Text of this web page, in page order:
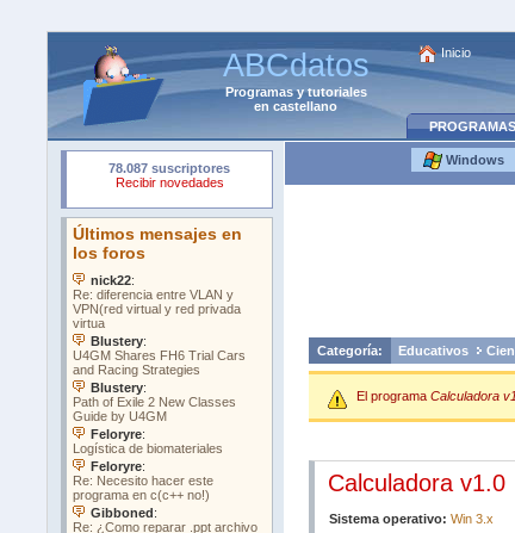
ABCdatos
Programasytutoriales
en castellano
Inicio
PROGRAMAS
Windows
Categoría: Educativos
El programa Calculadora
Calculadora v1.0
Sistema operativo: Win 3.x